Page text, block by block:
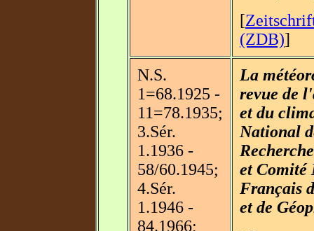
[
(ZDB)]
N.S.
1=68.1925 -
11=78.1935;
3.Sér.
1.1936 -
58/60.1945;
4.Sér.
1.1946 -
84.1966;
La
revue de
et du
National
et Comité
Français
et de